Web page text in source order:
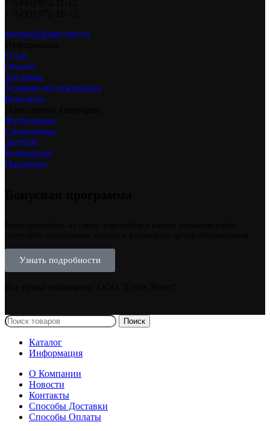
kontakt@gamevent.ru
О нас
Оплата
Доставка
Условия обслуживания
Контакты
Футбольные
Спортивные
Детские
Командные
Надувные
Узнать подробности
Поиск
Каталог
Информация
О Компании
Новости
Контакты
Способы Доставки
Способы Оплаты